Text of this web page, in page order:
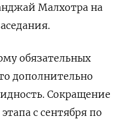
Малхотра на
обязательных
дополнительно
Сокращение
с сентября по